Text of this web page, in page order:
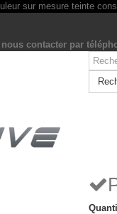
contacter par